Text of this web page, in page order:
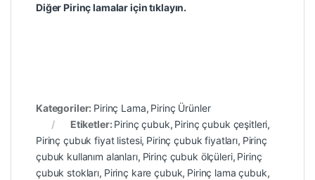
Diğer Pirinç lamalar için tıklayın.
Kategoriler: Pirinç Lama, Pirinç Ürünler
Etiketler: Pirinç çubuk, Pirinç çubuk çeşitleri,
Pirinç çubuk fiyat listesi, Pirinç çubuk fiyatları, Pirinç
çubuk kullanım alanları, Pirinç çubuk ölçüleri, Pirinç
çubuk stokları, Pirinç kare çubuk, Pirinç lama çubuk,